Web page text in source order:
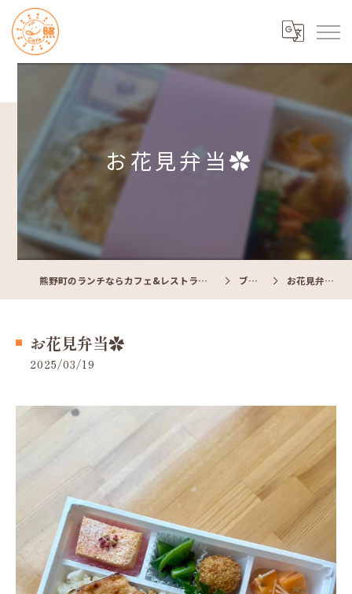
お花見弁当✿
熊野町のランチならカフェ&レストラン Cafe照 ブログ お花見弁当✿
お花見弁当✿
2025/03/19